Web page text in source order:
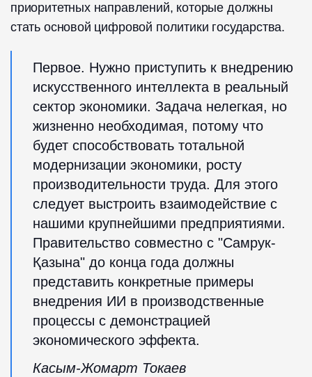
приоритетных направлений, которые должны
стать основой цифровой политики государства.
Первое. Нужно приступить к внедрению
искусственного интеллекта в реальный
сектор экономики. Задача нелегкая, но
жизненно необходимая, потому что
будет способствовать тотальной
модернизации экономики, росту
производительности труда. Для этого
следует выстроить взаимодействие с
нашими крупнейшими предприятиями.
Правительство совместно с "Самрук-
Қазына" до конца года должны
представить конкретные примеры
внедрения ИИ в производственные
процессы с демонстрацией
экономического эффекта.
Касым-Жомарт Токаев